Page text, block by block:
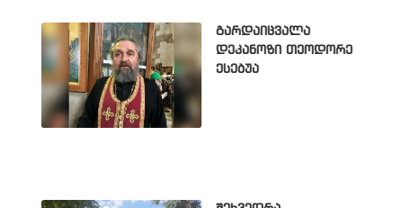
გარდაიცვალა
დეკანოზი თეოდორე
ესებუა